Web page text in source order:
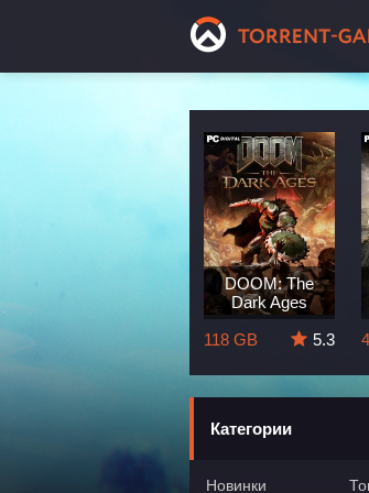
DOOM: The
Dark Ages
118 GB
5.3
Категории
Новинки